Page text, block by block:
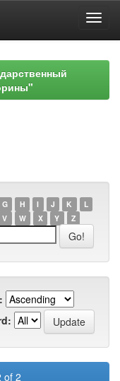
G H I J K
L
V W X Y Z
of 2